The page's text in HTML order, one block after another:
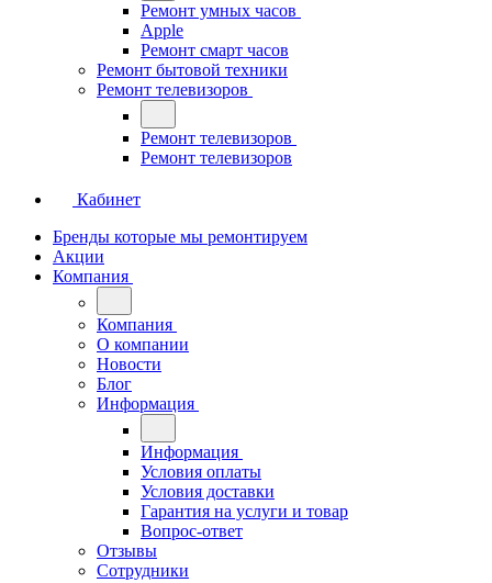
Ремонт умных часов
Apple
Ремонт смарт часов
Ремонт бытовой техники
Ремонт телевизоров
Ремонт телевизоров
Ремонт телевизоров
Кабинет
Бренды которые мы ремонтируем
Акции
Компания
Компания
О компании
Новости
Блог
Информация
Информация
Условия оплаты
Условия доставки
Гарантия на услуги и товар
Вопрос-ответ
Отзывы
Сотрудники